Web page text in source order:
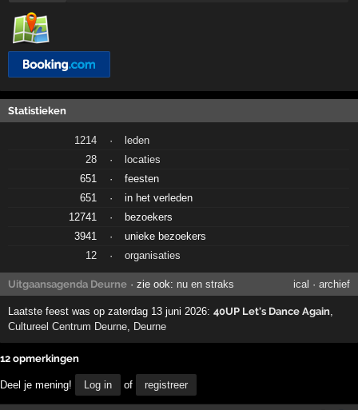
Statistieken
1214 ·
leden
28
·
locaties
651
·
feesten
651
·
in het verleden
12741
·
bezoekers
3941
·
unieke bezoekers
12
· organisaties
Uitgaansagenda Deurne · zie ook: nu en straks ical · archief
Laatste feest was op zaterdag 13 juni 2026:40UP Let's Dance Again,
Cultureel Centrum Deurne, Deurne
12 opmerkingen
Deel je mening! Log in of registreer